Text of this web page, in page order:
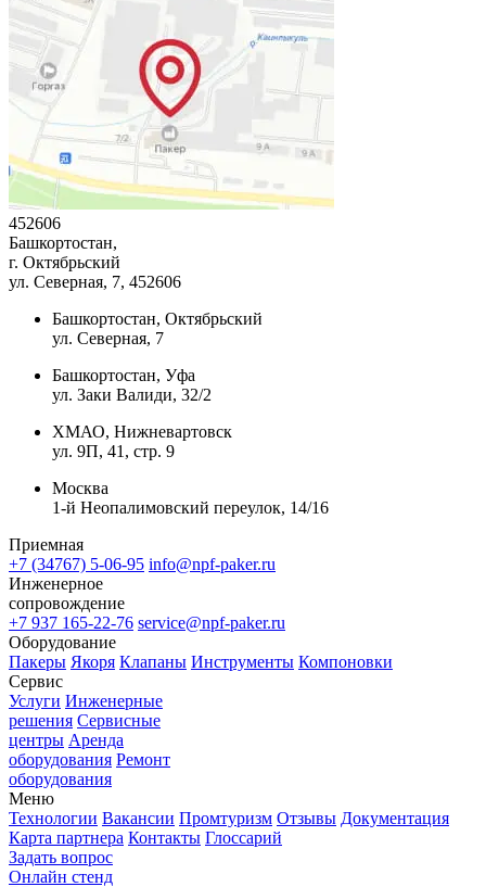
452606
Башкортостан,
г. Октябрьский
ул. Северная, 7, 452606
Башкортостан, Октябрьский
ул. Северная, 7
Башкортостан, Уфа
ул. Заки Валиди, 32/2
ХМАО, Нижневартовск
ул. 9П, 41, стр. 9
Москва
1-й Неопалимовский переулок, 14/16
Приемная
+7 (34767) 5-06-95 info@npf-paker.ru
Инженерное
сопровождение
+7 937 165-22-76 service@npf-paker.ru
Оборудование
Пакеры Якоря Клапаны Инструменты Компоновки
Сервис
Услуги Инженерные
решения Сервисные
центры Аренда
оборудования Ремонт
оборудования
Меню
Технологии Вакансии Промтуризм Отзывы Документация
Карта партнера Контакты Глоссарий
Задать вопрос
Онлайн стенд